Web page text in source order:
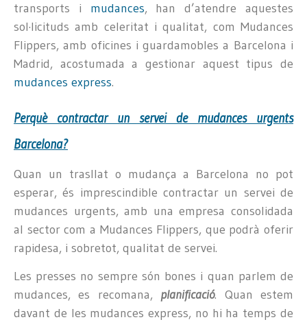
transports i mudances, han d’atendre aquestes
sol·licituds amb celeritat i qualitat, com Mudances
Flippers, amb oficines i guardamobles a Barcelona i
Madrid, acostumada a gestionar aquest tipus de
mudances express.
Perquè contractar un servei de mudances urgents
Barcelona?
Quan un trasllat o mudança a Barcelona no pot
esperar, és imprescindible contractar un servei de
mudances urgents, amb una empresa consolidada
al sector com a Mudances Flippers, que podrà oferir
rapidesa, i sobretot, qualitat de servei.
Les presses no sempre són bones i quan parlem de
mudances, es recomana, planificació. Quan estem
davant de les mudances express, no hi ha temps de